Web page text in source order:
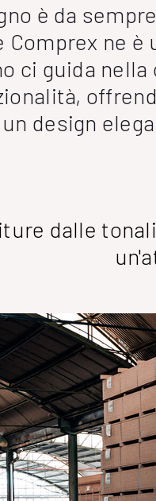
è da
Comprex ne è
ci guida
design
dalle